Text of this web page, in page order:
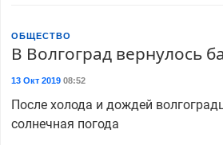
ОБЩЕСТВО
В Волгоград вернулось
13 Окт 201908:52
После холода и дождей
солнечная погода